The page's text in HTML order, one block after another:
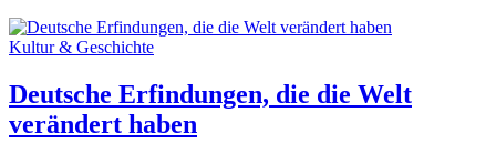
Kultur & Geschichte
Deutsche Erfindungen, die die Welt
verändert haben